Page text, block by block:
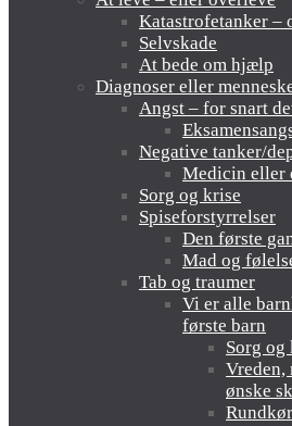
Katastrofetanker –
Selvskade
At bede om hjælp
Diagnoser eller
Angst – for snart
Negative tanker/
Medicin eller
Sorg og krise
Spiseforstyrrelser
Den første
Mad og
Tab og traumer
Vi er alle
første barn
Sorg og
Vreden,
ønske